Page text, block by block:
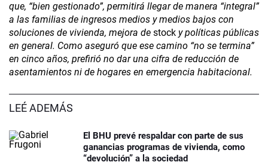
que, “bien gestionado”, permitirá llegar de manera “integral”
a las familias de ingresos medios y medios bajos con
soluciones de vivienda, mejora de stock y políticas públicas
en general. Como aseguró que ese camino “no se termina”
en cinco años, prefirió no dar una cifra de reducción de
asentamientos ni de hogares en emergencia habitacional.
LEÉ ADEMÁS
El BHU prevé respaldar con parte de sus
ganancias programas de vivienda, como
“devolución” a la sociedad